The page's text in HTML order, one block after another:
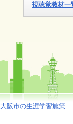
視聴覚教材一
大阪市の生涯学習施策